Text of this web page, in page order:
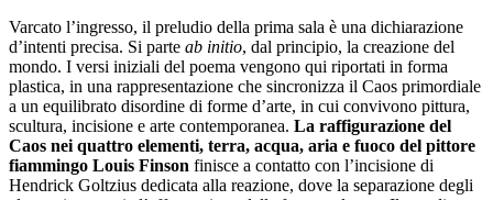
Varcato l’ingresso, il preludio della prima sala è una dichiarazione
d’intenti precisa. Si parte ab initio, dal principio, la creazione del
mondo. I versi iniziali del poema vengono qui riportati in forma
plastica, in una rappresentazione che sincronizza il Caos primordiale
a un equilibrato disordine di forme d’arte, in cui convivono pittura,
scultura, incisione e arte contemporanea. La raffigurazione del
Caos nei quattro elementi, terra, acqua, aria e fuoco del pittore
fiammingo Louis Finson finisce a contatto con l’incisione di
Hendrick Goltzius dedicata alla reazione, dove la separazione degli